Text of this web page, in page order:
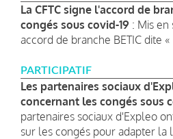
La CFTC signe l'accord de
congés sous covid-19 : Mis
accord de branche BETIC dite «
PARTICIPATIF
Les partenaires sociaux
concernant les congés sous
partenaires sociaux d'Expleo
sur les congés pour adapter la